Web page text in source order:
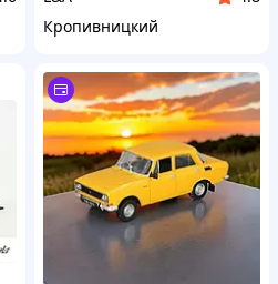
Кропивницкий